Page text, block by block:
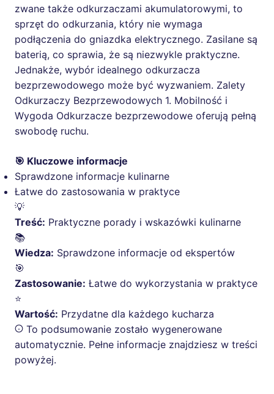
zwane także odkurzaczami akumulatorowymi, to
sprzęt do odkurzania, który nie wymaga
podłączenia do gniazdka elektrycznego. Zasilane są
baterią, co sprawia, że są niezwykle praktyczne.
Jednakże, wybór idealnego odkurzacza
bezprzewodowego może być wyzwaniem. Zalety
Odkurzaczy Bezprzewodowych 1. Mobilność i
Wygoda Odkurzacze bezprzewodowe oferują pełną
swobodę ruchu.
🎯 Kluczowe informacje
Sprawdzone informacje kulinarne
Łatwe do zastosowania w praktyce
💡
Treść: Praktyczne porady i wskazówki kulinarne
📚
Wiedza: Sprawdzone informacje od ekspertów
🎯
Zastosowanie: Łatwe do wykorzystania w praktyce
⭐
Wartość: Przydatne dla każdego kucharza
To podsumowanie zostało wygenerowane
automatycznie. Pełne informacje znajdziesz w treści
powyżej.